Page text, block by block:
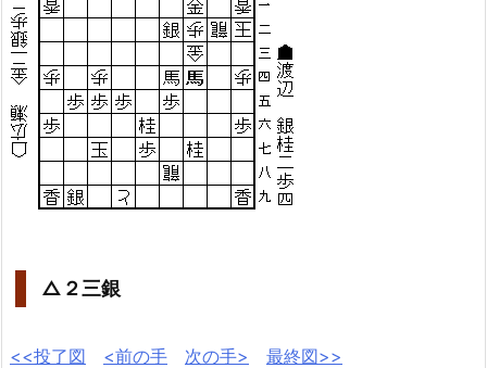
△２三銀
<<投了図 <前の手 次の手> 最終図>>